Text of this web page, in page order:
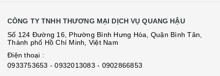
CÔNG TY TNHH THƯƠNG MẠI DỊCH VỤ QUANG HẬU
Số 124 Đường 16, Phường Bình Hưng Hòa, Quận Bình Tân,
Thành phố Hồ Chí Minh, Việt Nam
Điện thoại :
0933753653 - 0932013083 - 0902866853